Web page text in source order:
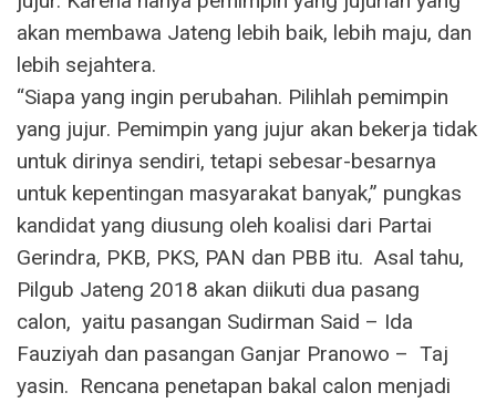
akan membawa Jateng lebih baik, lebih maju, dan
lebih sejahtera.
“Siapa yang ingin perubahan. Pilihlah pemimpin
yang jujur. Pemimpin yang jujur akan bekerja tidak
untuk dirinya sendiri, tetapi sebesar-besarnya
untuk kepentingan masyarakat banyak,” pungkas
kandidat yang diusung oleh koalisi dari Partai
Gerindra, PKB, PKS, PAN dan PBB itu. Asal tahu,
Pilgub Jateng 2018 akan diikuti dua pasang
calon, yaitu pasangan Sudirman Said – Ida
Fauziyah dan pasangan Ganjar Pranowo – Taj
yasin. Rencana penetapan bakal calon menjadi